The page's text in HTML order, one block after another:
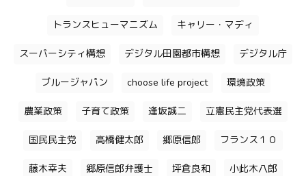
トランスヒューマニズム キャリー・マディ
スーパーシティ構想 デジタル田園都市構想 デジタル庁
ブルージャパン choose life project 環境政策
農業政策 子育て政策 逢坂誠二 立憲民主党代表選
国民民主党 高橋健太郎 郷原信郎 フランス１０
藤木幸夫 郷原信郎弁護士 坪倉良和 小此木八郎